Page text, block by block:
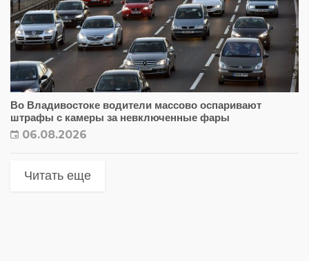
Во Владивостоке водители массово оспаривают
штрафы с камеры за невключенные фары
06.08.2026
Читать еще